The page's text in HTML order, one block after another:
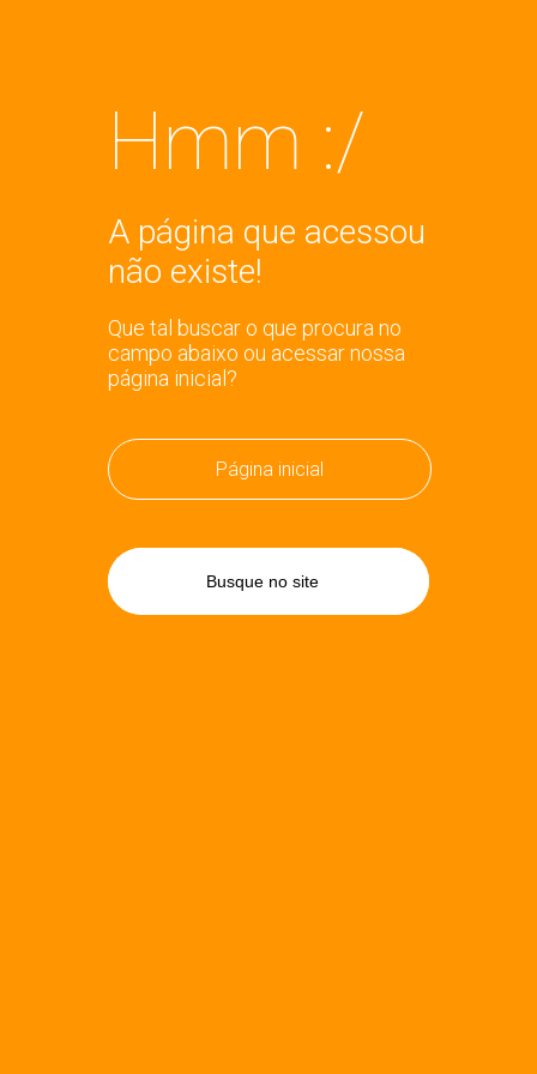
Hmm :/
A página que acessou
não existe!
Que tal buscar o que procura no
campo abaixo ou acessar nossa
página inicial?
Página inicial